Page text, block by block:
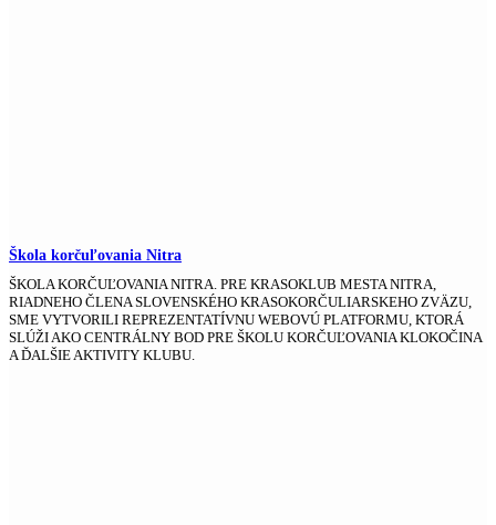
Škola korčuľovania Nitra
ŠKOLA KORČUĽOVANIA NITRA. PRE KRASOKLUB MESTA NITRA,
RIADNEHO ČLENA SLOVENSKÉHO KRASOKORČULIARSKEHO ZVÄZU,
SME VYTVORILI REPREZENTATÍVNU WEBOVÚ PLATFORMU, KTORÁ
SLÚŽI AKO CENTRÁLNY BOD PRE ŠKOLU KORČUĽOVANIA KLOKOČINA
A ĎALŠIE AKTIVITY KLUBU.